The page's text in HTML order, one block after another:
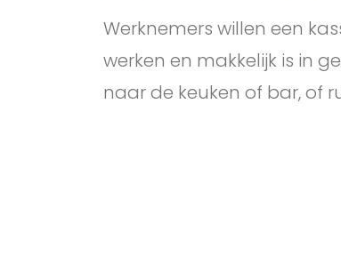
Werknemers willen een
werken en makkelijk is in
naar de keuken of bar, of